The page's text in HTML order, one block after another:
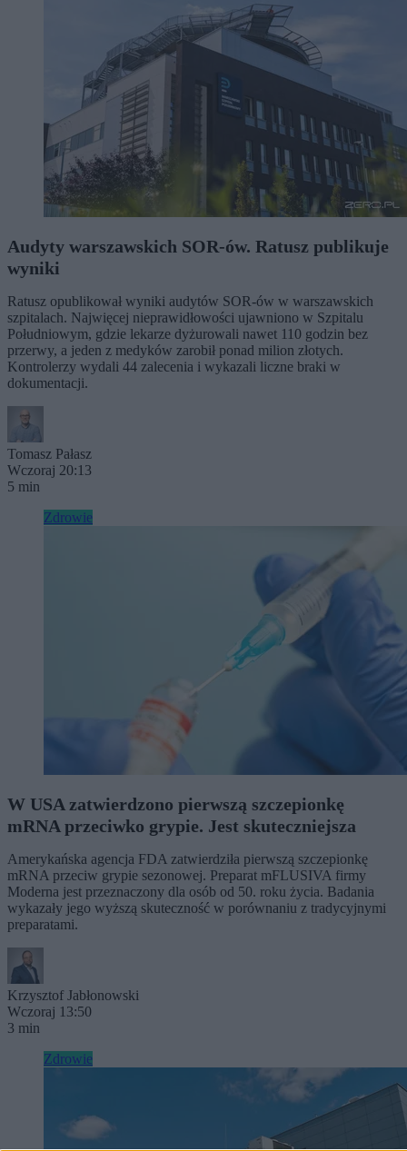
Audyty warszawskich SOR-ów. Ratusz publikuje
wyniki
Ratusz opublikował wyniki audytów SOR-ów w warszawskich
szpitalach. Najwięcej nieprawidłowości ujawniono w Szpitalu
Południowym, gdzie lekarze dyżurowali nawet 110 godzin bez
przerwy, a jeden z medyków zarobił ponad milion złotych.
Kontrolerzy wydali 44 zalecenia i wykazali liczne braki w
dokumentacji.
Tomasz Pałasz
Wczoraj 20:13
5 min
Zdrowie
W USA zatwierdzono pierwszą szczepionkę
mRNA przeciwko grypie. Jest skuteczniejsza
Amerykańska agencja FDA zatwierdziła pierwszą szczepionkę
mRNA przeciw grypie sezonowej. Preparat mFLUSIVA firmy
Moderna jest przeznaczony dla osób od 50. roku życia. Badania
wykazały jego wyższą skuteczność w porównaniu z tradycyjnymi
preparatami.
Krzysztof Jabłonowski
Wczoraj 13:50
3 min
Zdrowie